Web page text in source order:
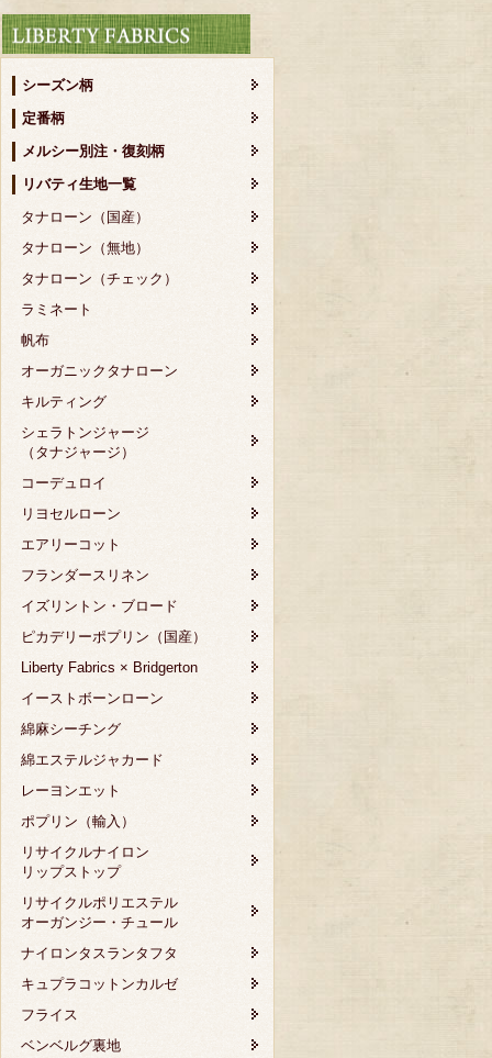
シーズン柄
定番柄
メルシー別注・復刻柄
リバティ生地一覧
タナローン（国産）
タナローン（無地）
タナローン（チェック）
ラミネート
帆布
オーガニックタナローン
キルティング
シェラトンジャージ
（タナジャージ）
コーデュロイ
リヨセルローン
エアリーコット
フランダースリネン
イズリントン・ブロード
ピカデリーポプリン（国産）
Liberty Fabrics × Bridgerton
イーストボーンローン
綿麻シーチング
綿エステルジャカード
レーヨンエット
ポプリン（輸入）
リサイクルナイロン
リップストップ
リサイクルポリエステル
オーガンジー・チュール
ナイロンタスランタフタ
キュプラコットンカルゼ
フライス
ベンベルグ裏地